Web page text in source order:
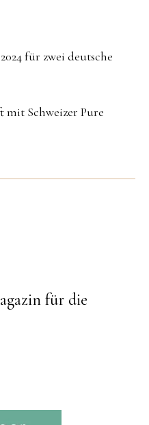
für zwei deutsche
mit Schweizer Pure
für die